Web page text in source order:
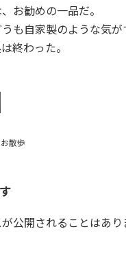
お勧めの一品だ。
も自家製のような気が
終わった。
お散歩
公開されることはあり